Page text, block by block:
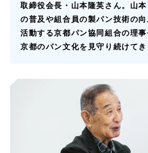
取締役会長・山本隆英さん。山
の普及や組合員の製パン技術の
活動する京都パン協同組合の理
京都のパン文化を見守り続けてき